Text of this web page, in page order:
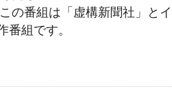
この番組は「虚構新聞社」と
番組です。